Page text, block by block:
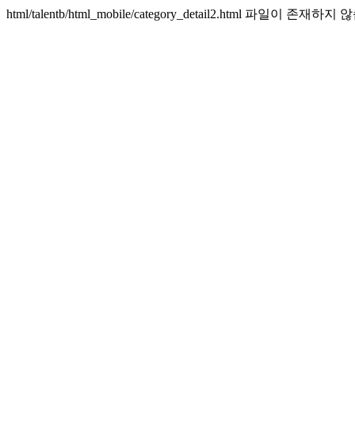
html/talentb/html_mobile/category_detail2.html 파일이 존재하지